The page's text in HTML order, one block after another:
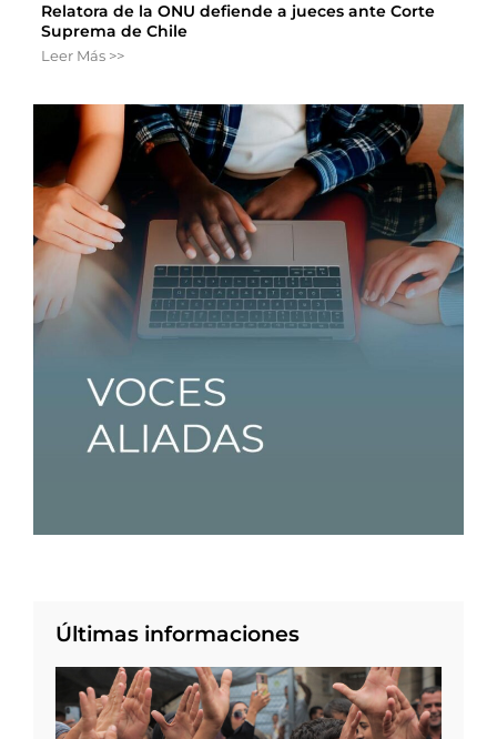
Relatora de la ONU defiende a jueces ante Corte
Suprema de Chile
Leer Más >>
Últimas informaciones